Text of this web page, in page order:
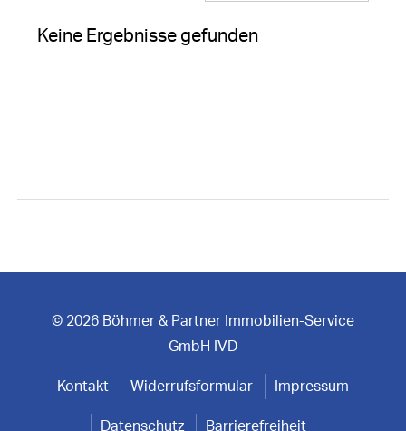
Keine Ergebnisse gefunden
© 2026 Böhmer & Partner Immobilien-Service
GmbH IVD
Kontakt Widerrufsformular Impressum
Datenschutz Barrierefreiheit